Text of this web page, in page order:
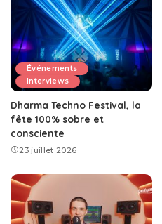
Événements
Interviews
Dharma Techno Festival, la
fête 100% sobre et
consciente
23 juillet 2026